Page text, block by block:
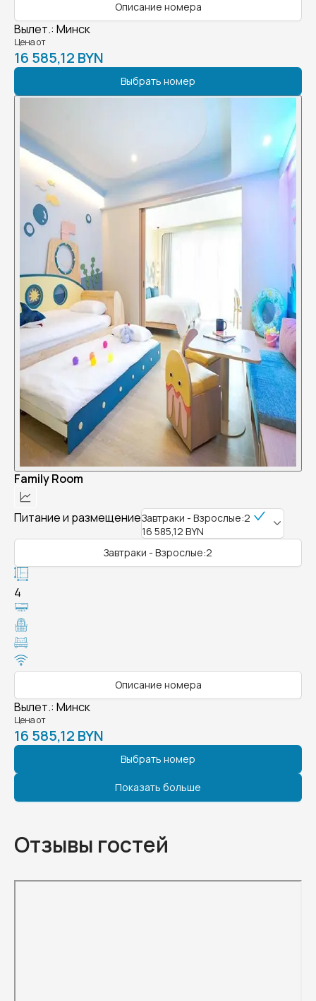
Описание номера
Вылет.: Минск
Цена от
16 585,12 BYN
Выбрать номер
Family Room
Питание и размещениеЗавтраки - Взрослые:2
16 585,12 BYN
Завтраки - Взрослые:2
4
Описание номера
Вылет.: Минск
Цена от
16 585,12 BYN
Выбрать номер
Показать больше
Отзывы гостей